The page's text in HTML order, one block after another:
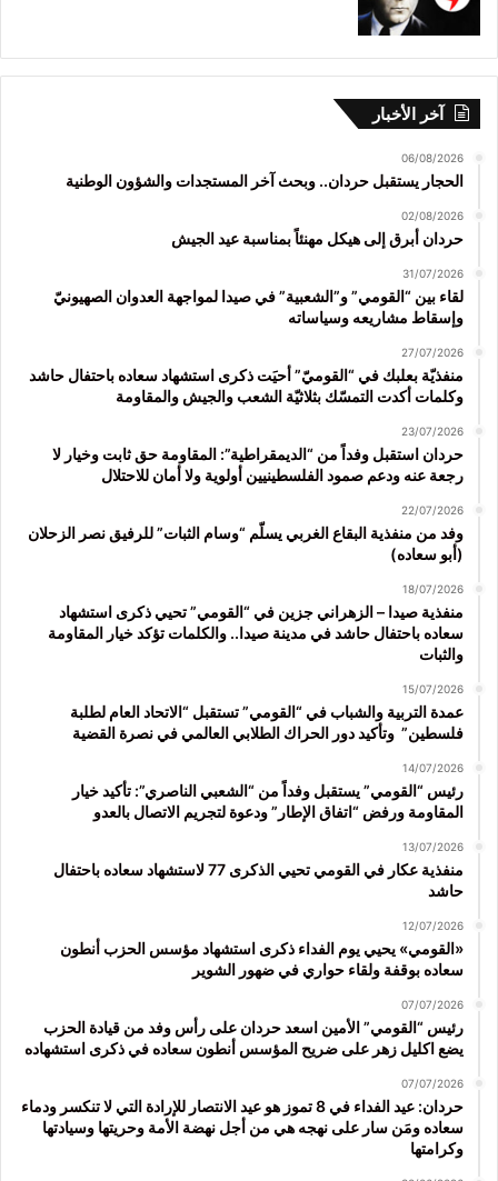
آخر الأخبار
06/08/2026
الحجار يستقبل حردان.. وبحث آخر المستجدات والشؤون الوطنية
02/08/2026
حردان أبرق إلى هيكل مهنئاً بمناسبة عيد الجيش
31/07/2026
لقاء بين “القومي” و”الشعبية” في صيدا لمواجهة العدوان الصهيونيّ
وإسقاط مشاريعه وسياساته
27/07/2026
منفذيّة بعلبك في “القوميّ” أحيَت ذكرى استشهاد سعاده باحتفال حاشد
وكلمات أكدت التمسّك بثلاثيّة الشعب والجيش والمقاومة
23/07/2026
حردان استقبل وفداً من “الديمقراطية”: المقاومة حق ثابت وخيار لا
رجعة عنه ودعم صمود الفلسطينيين أولوية ولا أمان للاحتلال
22/07/2026
وفد من منفذية البقاع الغربي يسلّم “وسام الثبات” للرفيق نصر الزحلان
(أبو سعاده)
18/07/2026
منفذية صيدا – الزهراني جزين في “القومي” تحيي ذكرى استشهاد
سعاده باحتفال حاشد في مدينة صيدا.. والكلمات تؤكد خيار المقاومة
والثبات
15/07/2026
عمدة التربية والشباب في “القومي” تستقبل “الاتحاد العام لطلبة
فلسطين” وتأكيد دور الحراك الطلابي العالمي في نصرة القضية
14/07/2026
رئيس “القومي” يستقبل وفداً من “الشعبي الناصري”: تأكيد خيار
المقاومة ورفض “اتفاق الإطار” ودعوة لتجريم الاتصال بالعدو
13/07/2026
منفذية عكار في القومي تحيي الذكرى 77 لاستشهاد سعاده باحتفال
حاشد
12/07/2026
«القومي» يحيي يوم الفداء ذكرى استشهاد مؤسس الحزب أنطون
سعاده بوقفة ولقاء حواري في ضهور الشوير
07/07/2026
رئيس “القومي” الأمين اسعد حردان على رأس وفد من قيادة الحزب
يضع اكليل زهر على ضريح المؤسس أنطون سعاده في ذكرى استشهاده
07/07/2026
حردان: عيد الفداء في 8 تموز هو عيد الانتصار للإرادة التي لا تنكسر ودماء
سعاده ومَن سار على نهجه هي من أجل نهضة الأمة وحريتها وسيادتها
وكرامتها